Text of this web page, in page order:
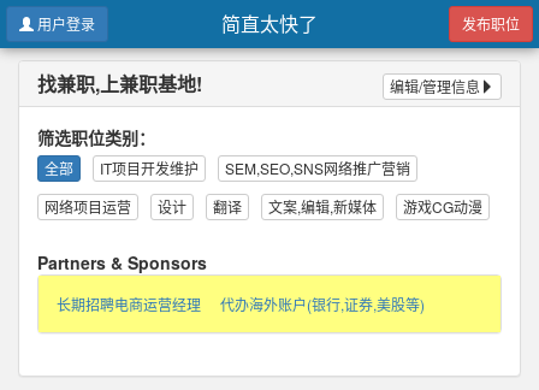
简直太快了
用户登录 发布职位
找兼职,上兼职基地! 编辑/管理信息
筛选职位类别：
全部 IT项目开发维护
SEM,SEO,SNS网络推广营销
网络项目运营
设计 翻译 文案,编辑,新媒体 游戏CG动漫
Partners & Sponsors
长期招聘电商运营经理 代办海外账户(银行,证券,美股等)